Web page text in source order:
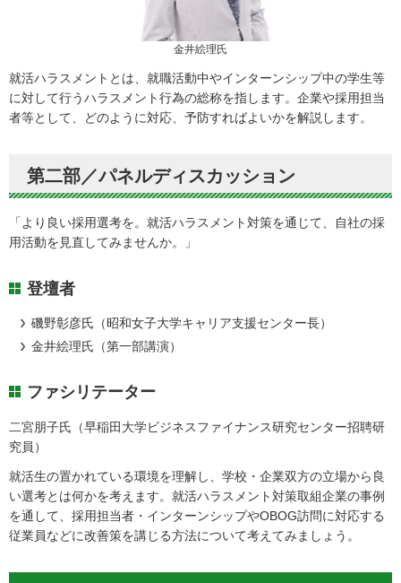
金井絵理氏
就活ハラスメントとは、就職活動中やインターンシップ中の学生等
に対して行うハラスメント行為の総称を指します。企業や採用担当
者等として、どのように対応、予防すればよいかを解説します。
第二部／パネルディスカッション
「より良い採用選考を。就活ハラスメント対策を通じて、自社の採
用活動を見直してみませんか。」
登壇者
磯野彰彦氏（昭和女子大学キャリア支援センター長）
金井絵理氏（第一部講演）
ファシリテーター
二宮朋子氏（早稲田大学ビジネスファイナンス研究センター招聘研
究員）
就活生の置かれている環境を理解し、学校・企業双方の立場から良
い選考とは何かを考えます。就活ハラスメント対策取組企業の事例
を通して、採用担当者・インターンシップやOBOG訪問に対応する
従業員などに改善策を講じる方法について考えてみましょう。